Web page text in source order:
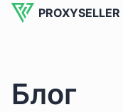
PROXYSELLER
Блог